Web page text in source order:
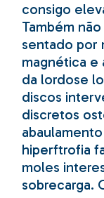
consigo
Também
sentado por
magnética e
da lordose
discos
discretos
hiperftrofia
moles
sobrecarga.